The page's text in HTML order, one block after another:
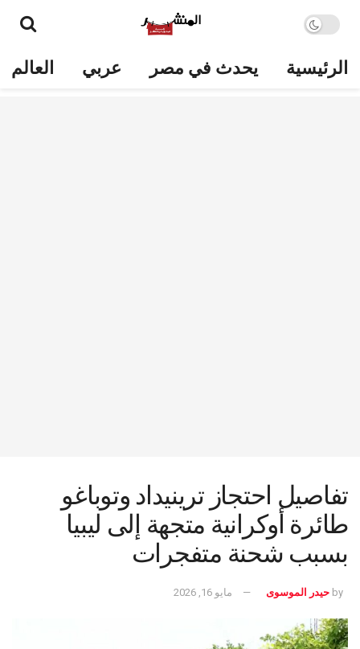
الرئيسية يحدث في مصر عربي العالم
تفاصيل احتجاز ترينيداد وتوباغو
طائرة أوكرانية متجهة إلى ليبيا
بسبب شحنة متفجرات
by حيدر الموسوى مايو 16, 2026